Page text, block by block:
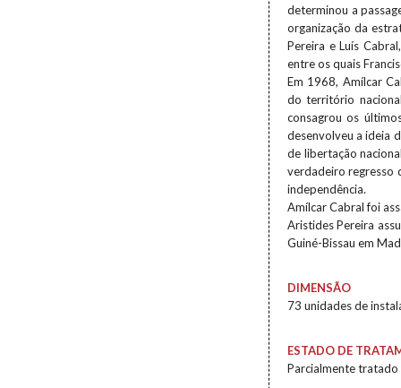
determinou a
organização da
Pereira e Luís
entre os quais
Em 1968, Amílcar
do território
consagrou os
desenvolveu a ideia
de libertação
verdadeiro regresso
independência.
Amílcar Cabral foi
Aristides Pereira
Guiné-Bissau em
DIMENSÃO
73 unidades de
ESTADO DE
Parcialmente tratado